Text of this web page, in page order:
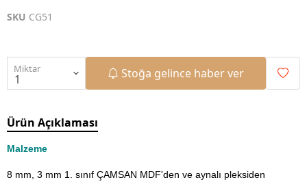
SKU CG51
Miktar Stoğa gelince haber ver
Ürün Açıklaması
Malzeme
8 mm, 3 mm 1. sınıf ÇAMSAN MDF'den ve aynalı pleksiden